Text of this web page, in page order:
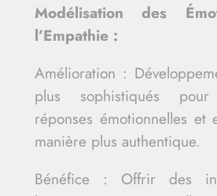
Modélisation des
l’Empathie :
Amélioration :
plus sophistiqués
réponses émotionnelles et
manière plus authentique.
Bénéfice : Offrir des